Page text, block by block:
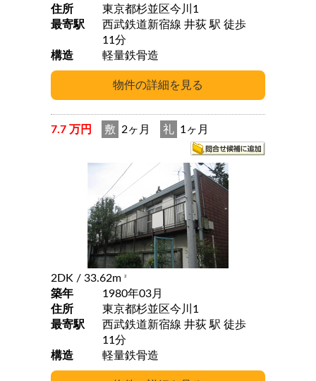
住所
東京都杉並区今川1
最寄駅
西武鉄道新宿線 井荻 駅 徒歩
11分
構造
軽量鉄骨造
7.7 万円 敷 2ヶ月 礼 1ヶ月
2DK / 33.62m 2
築年
1980年03月
住所
東京都杉並区今川1
最寄駅
西武鉄道新宿線 井荻 駅 徒歩
11分
構造
軽量鉄骨造